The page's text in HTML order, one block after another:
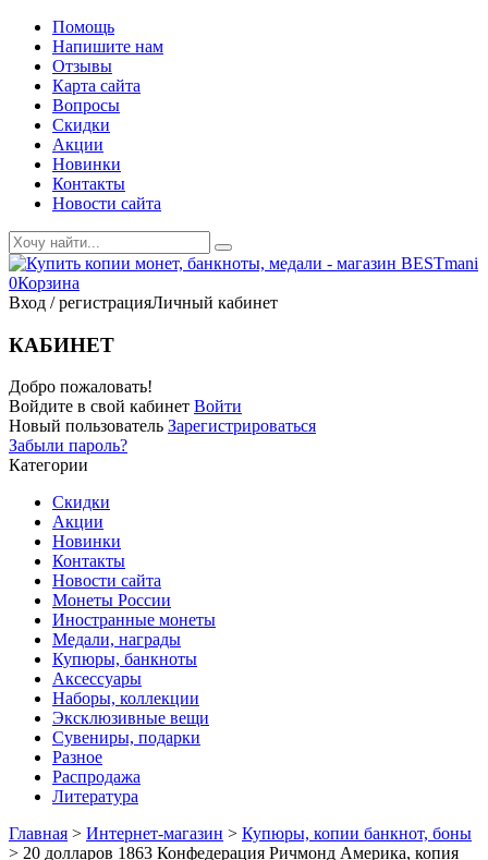
Помощь
Напишите нам
Отзывы
Карта сайта
Вопросы
Скидки
Акции
Новинки
Контакты
Новости сайта
0Корзина
Вход / регистрацияЛичный кабинет
КАБИНЕТ
Добро пожаловать!
Войдите в свой кабинет Войти
Новый пользователь Зарегистрироваться
Забыли пароль?
Категории
Скидки
Акции
Новинки
Контакты
Новости сайта
Монеты России
Иностранные монеты
Медали, награды
Купюры, банкноты
Аксессуары
Наборы, коллекции
Эксклюзивные вещи
Сувениры, подарки
Разное
Распродажа
Литература
Главная > Интернет-магазин > Купюры, копии банкнот, боны
> 20 долларов 1863 Конфедерация Ричмонд Америка, копия